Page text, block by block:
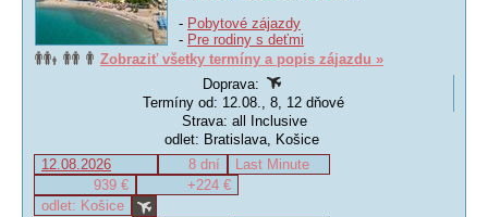
- Pobytové zájazdy
- Pre rodiny s deťmi
Zobraziť všetky termíny a popis zájazdu »
Doprava:
Termíny od: 12.08., 8, 12 dňové
Strava: all Inclusive
odlet: Bratislava, Košice
12.08.2026
8 dní
Last Minute
939 €
+224 €
odlet: Košice